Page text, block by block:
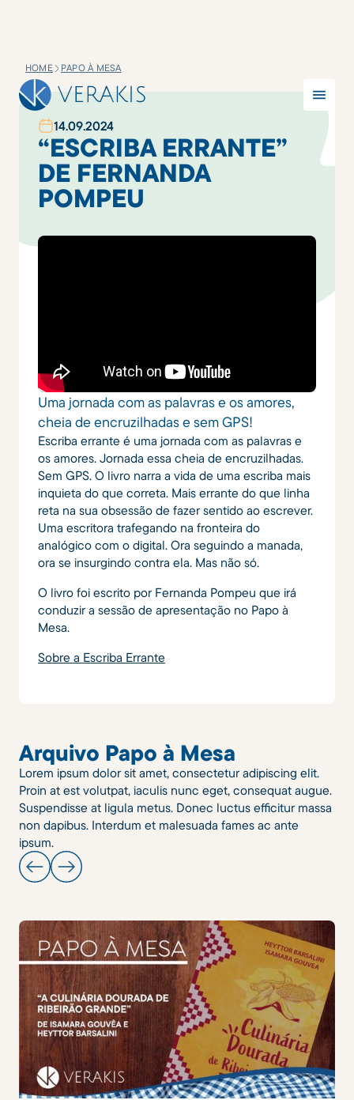
HOME PAPO À MESA
14.09.2024
“ESCRIBA ERRANTE”
DE FERNANDA
POMPEU
Uma jornada com as palavras e os amores,
cheia de encruzilhadas e sem GPS!
Escriba errante é uma jornada com as palavras e
os amores. Jornada essa cheia de encruzilhadas.
Sem GPS. O livro narra a vida de uma escriba mais
inquieta do que correta. Mais errante do que linha
reta na sua obsessão de fazer sentido ao escrever.
Uma escritora trafegando na fronteira do
analógico com o digital. Ora seguindo a manada,
ora se insurgindo contra ela. Mas não só.
O livro foi escrito por Fernanda Pompeu que irá
conduzir a sessão de apresentação no Papo à
Mesa.
Sobre a Escriba Errante
Arquivo Papo à Mesa
Lorem ipsum dolor sit amet, consectetur adipiscing elit.
Proin at est volutpat, iaculis nunc eget, consequat augue.
Suspendisse at ligula metus. Donec luctus efficitur massa
non dapibus. Interdum et malesuada fames ac ante
ipsum.